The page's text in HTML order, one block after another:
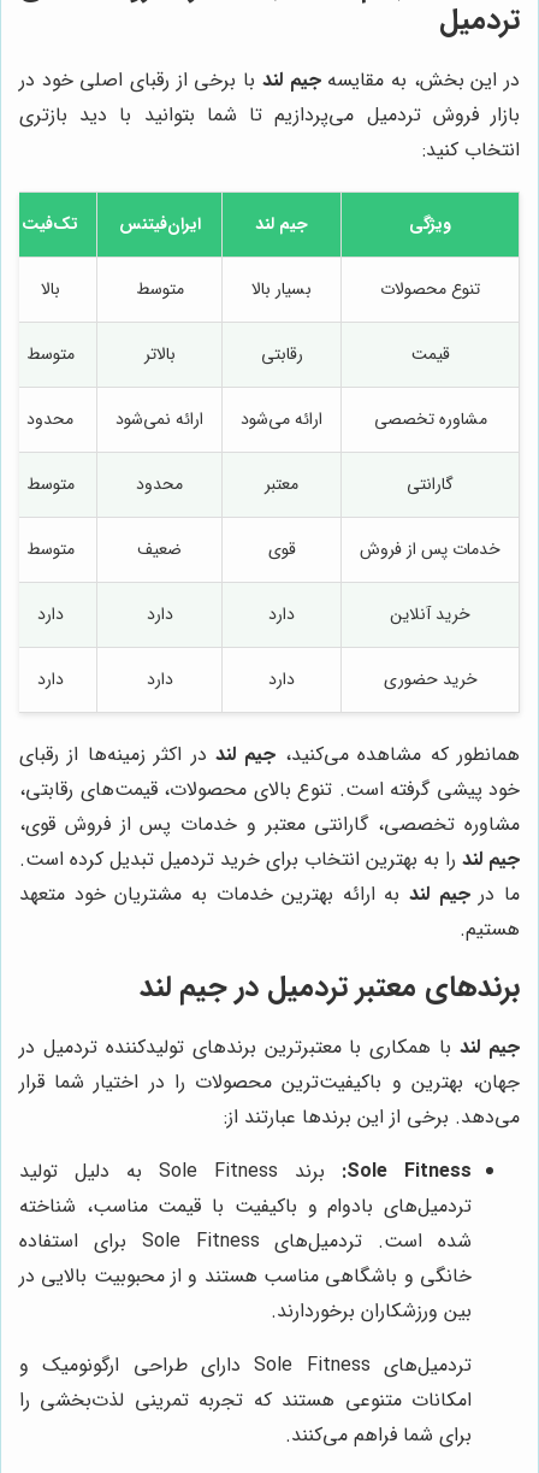
تردمیل
در این بخش، به مقایسهجیم لند با برخی از رقبای اصلی خود در
بازار فروش تردمیل می‌پردازیم تا شما بتوانید با دید بازتری
انتخاب کنید:
ویژگی جیم لند ایران‌فیتنس تک‌فیت
تنوع محصولات بسیار بالا متوسط بالا
قیمت رقابتی بالاتر متوسط
مشاوره تخصصی ارائه می‌شود ارائه نمی‌شود محدود
گارانتی معتبر محدود متوسط
خدمات پس از فروش قوی ضعیف متوسط
خرید آنلاین دارد دارد دارد
خرید حضوری دارد دارد دارد
همانطور که مشاهده می‌کنید، جیم لند در اکثر زمینه‌ها از رقبای
خود پیشی گرفته است. تنوع بالای محصولات، قیمت‌های رقابتی،
مشاوره تخصصی، گارانتی معتبر و خدمات پس از فروش قوی،
جیم لند را به بهترین انتخاب برای خرید تردمیل تبدیل کرده است.
ما درجیم لندبه ارائه بهترین خدمات به مشتریان خود متعهد
هستیم.
برندهای معتبر تردمیل در جیم لند
جیم لندبا همکاری با معتبرترین برندهای تولیدکننده تردمیل در
جهان، بهترین و باکیفیت‌ترین محصولات را در اختیار شما قرار
می‌دهد. برخی از این برندها عبارتند از:
Sole Fitness:
برند Sole Fitness به دلیل تولید
تردمیل‌های بادوام و باکیفیت با قیمت مناسب، شناخته
شده است. تردمیل‌های Sole Fitness برای استفاده
خانگی و باشگاهی مناسب هستند و از محبوبیت بالایی در
بین ورزشکاران برخوردارند.
تردمیل‌های Sole Fitness دارای طراحی ارگونومیک و
امکانات متنوعی هستند که تجربه تمرینی لذت‌بخشی را
برای شما فراهم می‌کنند.